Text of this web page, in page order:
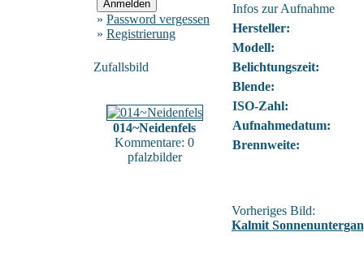
» Password vergessen
» Registrierung
Zufallsbild
014~Neidenfels
Kommentare: 0
pfalzbilder
Infos zur Aufnahme
Hersteller:
Modell:
Belichtungszeit:
Blende:
ISO-Zahl:
Aufnahmedatum:
Brennweite:
Vorheriges Bild:
Kalmit